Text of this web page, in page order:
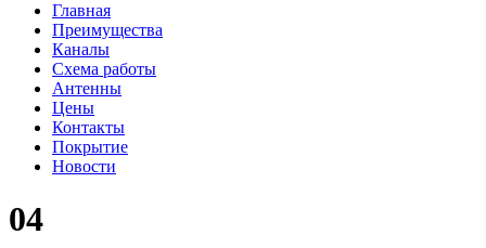
Главная
Преимущества
Каналы
Схема работы
Антенны
Цены
Контакты
Покрытие
Новости
04